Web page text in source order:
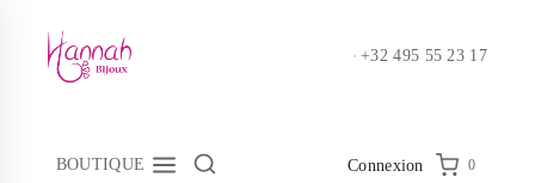
content
+32 495 55 23 17
BOUTIQUE Connexion 0